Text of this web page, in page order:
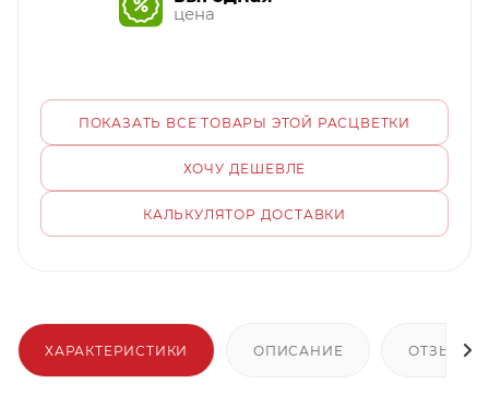
цена
ПОКАЗАТЬ ВСЕ ТОВАРЫ ЭТОЙ РАСЦВЕТКИ
ХОЧУ ДЕШЕВЛЕ
КАЛЬКУЛЯТОР ДОСТАВКИ
ХАРАКТЕРИСТИКИ ОПИСАНИЕ ОТЗЫВЫ